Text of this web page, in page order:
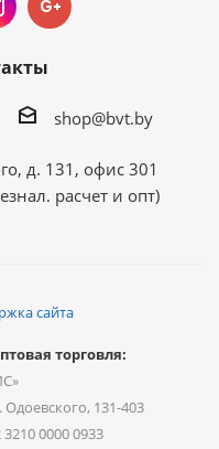
shop@bvt.by
д. 131, офис 301
расчет и опт)
сайта
торговля:
131-403
3210 0000 0933